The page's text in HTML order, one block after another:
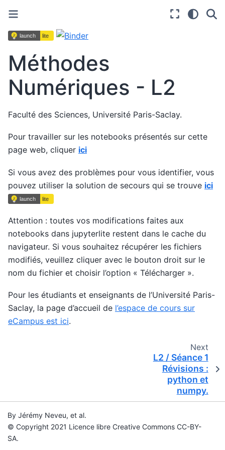
Méthodes
Numériques - L2
Faculté des Sciences, Université Paris-Saclay.
Pour travailler sur les notebooks présentés sur cette
page web, cliquer ici
Si vous avez des problèmes pour vous identifier, vous
pouvez utiliser la solution de secours qui se trouve ici
Attention : toutes vos modifications faites aux
notebooks dans jupyterlite restent dans le cache du
navigateur. Si vous souhaitez récupérer les fichiers
modifiés, veuillez cliquer avec le bouton droit sur le
nom du fichier et choisir l’option « Télécharger ».
Pour les étudiants et enseignants de l’Université Paris-
Saclay, la page d’accueil de l’espace de cours sur
eCampus est ici.
Next
L2 / Séance 1
Révisions :
python et
numpy.
By Jérémy Neveu, et al.
© Copyright 2021 Licence libre Creative Commons CC-BY-
SA.